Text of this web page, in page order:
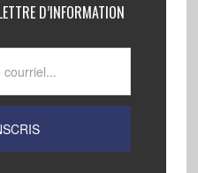
D’INFORMATION